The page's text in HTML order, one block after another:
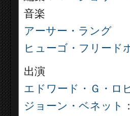
音楽
アーサー・ラング
ヒューゴ・フリード
出演
エドワード・Ｇ・ロ
ジョーン・ベネット